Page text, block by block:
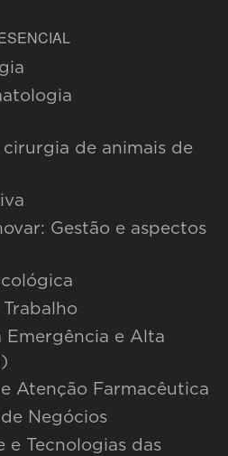
cirurgia de animais de
Gestão e aspectos
Emergência e Alta
Atenção Farmacêutica
Negócios
e Tecnologias das